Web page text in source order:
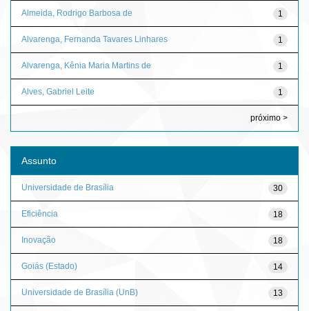
1
Almeida, Rodrigo Barbosa de
1
Alvarenga, Fernanda Tavares Linhares
1
Alvarenga, Kênia Maria Martins de
1
Alves, Gabriel Leite
próximo >
Assunto
30
Universidade de Brasília
18
Eficiência
18
Inovação
14
Goiás (Estado)
13
Universidade de Brasília (UnB)